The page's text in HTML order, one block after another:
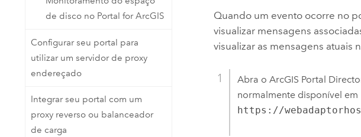
de disco no Portal for ArcGIS
Configurar seu portal para
utilizar um servidor de proxy
endereçado
Integrar seu portal com um
proxy reverso ou balanceador
de carga
Quando um evento ocorre no
visualizar mensagens
visualizar as mensagens atuais
Abra o ArcGIS Portal
normalmente disponível em
https://